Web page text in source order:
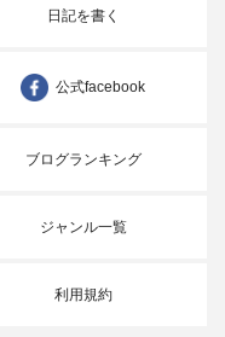
日記を書く
公式facebook
ブログランキング
ジャンル一覧
利用規約